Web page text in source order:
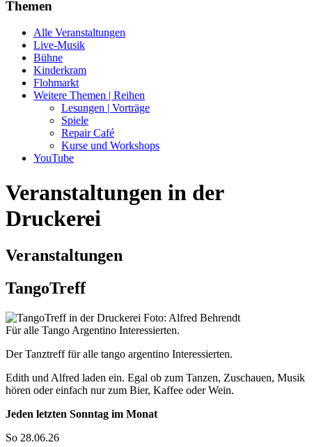
Themen
Alle Veranstaltungen
Live-Musik
Bühne
Kinderkram
Flohmarkt
Weitere Themen | Reihen
Lesungen | Vorträge
Spiele
Repair Café
Kurse und Workshops
YouTube
Veranstaltungen in der
Druckerei
Veranstaltungen
TangoTreff
Für alle Tango Argentino Interessierten.
Der Tanztreff für alle tango argentino Interessierten.
Edith und Alfred laden ein. Egal ob zum Tanzen, Zuschauen, Musik
hören oder einfach nur zum Bier, Kaffee oder Wein.
Jeden letzten Sonntag im Monat
So 28.06.26